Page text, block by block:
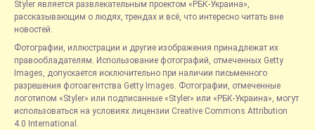
Styler является развлекательным проектом «РБК-Украина»,
рассказывающим о людях, трендах и всё, что интересно читать вне
новостей.
Фотографии, иллюстрации и другие изображения принадлежат их
правообладателям. Использование фотографий, отмеченных Getty
Images, допускается исключительно при наличии письменного
разрешения фотоагентства Getty Images. Фотографии, отмеченные
логотипом «Styler» или подписанные «Styler» или «РБК-Украина», могут
использоваться на условиях лицензии Creative Commons Attribution
4.0 International.